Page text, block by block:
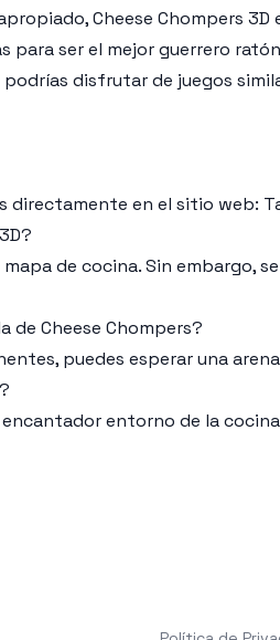
Cheese Chompers
para ser el mejor guerrero
disfrutar de juegos
directamente en el sitio web:
de cocina. Sin embargo,
Cheese Chompers?
puedes esperar una
entorno de la